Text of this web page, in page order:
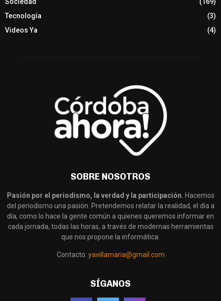
Tecnología
(3)
Videos Ya
(4)
SOBRE NOSOTROS
Pasión por el periodismo, la verdad y la participación. Hacemos
del periodismo una pasión. Pretendemos relatar la realidad, el día a
día, como lo hace la gente común a quienes queremos informar en
cada jornada, todas las horas, a través de modernas herramientas
que nos propone la informática.
Contacto: yavillamaria@gmail.com
SÍGANOS